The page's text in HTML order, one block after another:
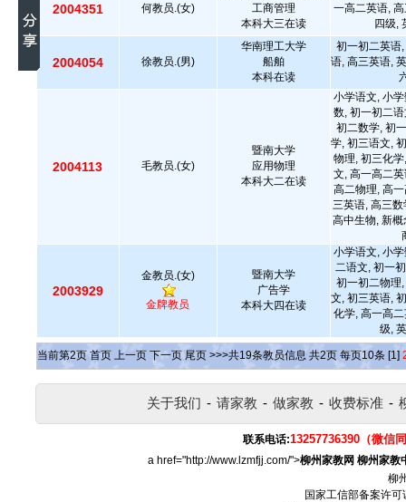
2004351 何教员.(女)
工商管理
本科大三在读
一高二英语,
四级,
2004054 徐教员.(男)
华南理工大学
船舶
本科在读
初一初二英语
语, 高三英语,
2004113 毛教员.(女)
暨南大学
应用物理
本科大二在读
小学语文, 小
数, 初一初二
初二数学, 初
学, 初三语文,
物理, 初三化
文, 高一高二
高二物理, 高
三英语, 高三
高中生物, 新
2003929
金教员.(女)
金牌教员
暨南大学
广告学
本科大四在读
小学语文, 小
二语文, 初一
初一初二物理
文, 初三英语,
化学, 高一高
级,
当前第2页 首页 上一页 下一页 尾页 >>>共19条教员信息 共2页 每页10条 [1]
关于我们 - 请家教 - 做家教 - 收费标准 -
联系电话:13257736390（微信
a href="http://www.lzmfjj.com/">柳州家教网 柳州家教
柳
国家工信部备案许可